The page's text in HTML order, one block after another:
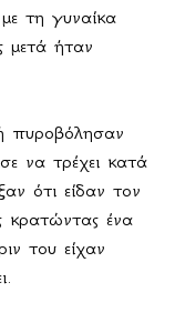
τη γυναίκα
μετά ήταν
πυροβόλησαν
να τρέχει κατά
ότι είδαν τον
κρατώντας ένα
του είχαν